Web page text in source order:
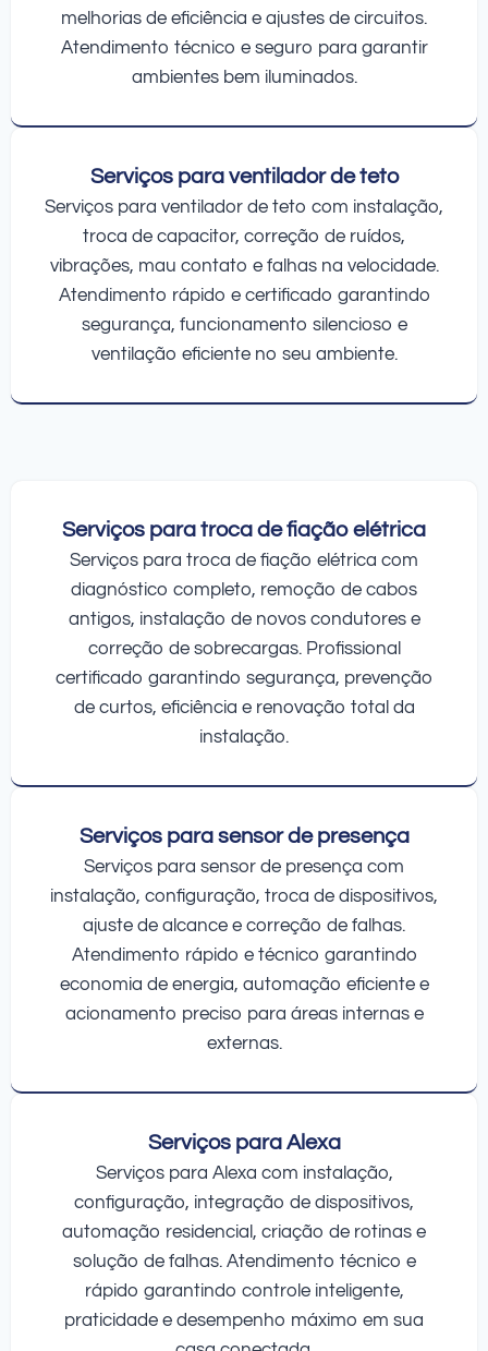
melhorias de eficiência e ajustes de circuitos.
Atendimento técnico e seguro para garantir
ambientes bem iluminados.
Serviços para ventilador de teto
Serviços para ventilador de teto com instalação,
troca de capacitor, correção de ruídos,
vibrações, mau contato e falhas na velocidade.
Atendimento rápido e certificado garantindo
segurança, funcionamento silencioso e
ventilação eficiente no seu ambiente.
Serviços para troca de fiação elétrica
Serviços para troca de fiação elétrica com
diagnóstico completo, remoção de cabos
antigos, instalação de novos condutores e
correção de sobrecargas. Profissional
certificado garantindo segurança, prevenção
de curtos, eficiência e renovação total da
instalação.
Serviços para sensor de presença
Serviços para sensor de presença com
instalação, configuração, troca de dispositivos,
ajuste de alcance e correção de falhas.
Atendimento rápido e técnico garantindo
economia de energia, automação eficiente e
acionamento preciso para áreas internas e
externas.
Serviços para Alexa
Serviços para Alexa com instalação,
configuração, integração de dispositivos,
automação residencial, criação de rotinas e
solução de falhas. Atendimento técnico e
rápido garantindo controle inteligente,
praticidade e desempenho máximo em sua